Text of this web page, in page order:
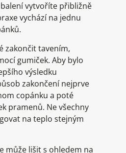
vytvoříte přibližně
vychází na jednu
zakončit tavením,
gumiček. Aby bylo
výsledku
zakončení nejprve
copánku a poté
pramenů. Ne všechny
na teplo stejným
může lišit s ohledem na